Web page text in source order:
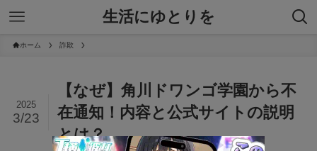
生活にゆとりを
ホーム 詐欺
【なぜ】角川ドワンゴ学園から不
在通知！内容と公式サイトの説明
とは？
2025
3/23